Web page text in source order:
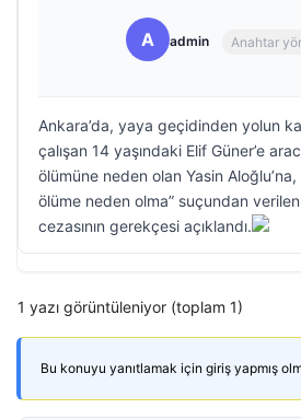
A admin Anahtar
Ankara’da, yaya geçidinden yolun
çalışan 14 yaşındaki Elif Güner’e
ölümüne neden olan Yasin
ölüme neden olma” suçundan
cezasının gerekçesi açıklandı.
1 yazı görüntüleniyor (toplam 1)
Bu konuyu yanıtlamak için giriş yapmış